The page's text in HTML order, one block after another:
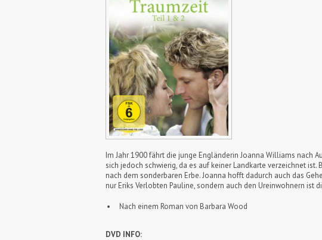
Im Jahr 1900 fährt die junge Engländerin Joanna Williams nach
sich jedoch schwierig, da es auf keiner Landkarte verzeichnet
nach dem sonderbaren Erbe. Joanna hofft dadurch auch das
nur Eriks Verlobten Pauline, sondern auch den Ureinwohnern ist
Nach einem Roman von Barbara Wood
DVD INFO: